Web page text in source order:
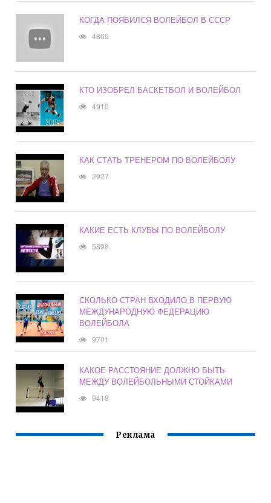
КОГДА ПОЯВИЛСЯ ВОЛЕЙБОЛ В СССР
4869
КТО ИЗОБРЕЛ БАСКЕТБОЛ И ВОЛЕЙБОЛ
4910
КАК СТАТЬ ТРЕНЕРОМ ПО ВОЛЕЙБОЛУ
2927
КАКИЕ ЕСТЬ КЛУБЫ ПО ВОЛЕЙБОЛУ
5898
СКОЛЬКО СТРАН ВХОДИЛО В ПЕРВУЮ
МЕЖДУНАРОДНУЮ ФЕДЕРАЦИЮ
ВОЛЕЙБОЛА
9701
КАКОЕ РАССТОЯНИЕ ДОЛЖНО БЫТЬ
МЕЖДУ ВОЛЕЙБОЛЬНЫМИ СТОЙКАМИ
9418
Реклама